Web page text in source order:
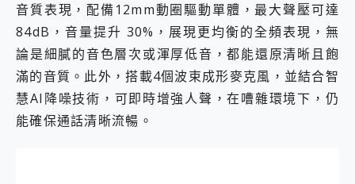
音質表現，配備12mm動圈驅動單體，最大聲壓可達
84dB，音量提升 30%，展現更均衡的全頻表現，無
論是細膩的音色層次或渾厚低音，都能還原清晰且飽
滿的音質。此外，搭載4個波束成形麥克風，並結合智
慧AI降噪技術，可即時增強人聲，在嘈雜環境下，仍
能確保通話清晰流暢。